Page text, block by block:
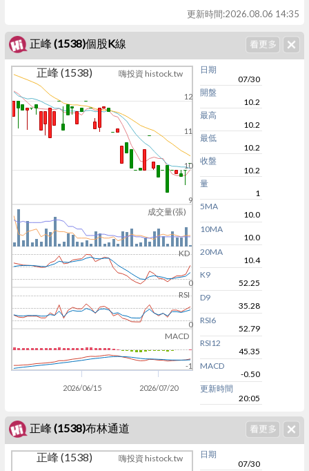
更新時間:2026.08.06 14:35
正峰 (1538)個股K線
成交量(張)
KD
RSI
MACD
正峰 (1538) 嗨投資 histock.tw
2026/06/15 2026/07/20
9
10
11
12
0
0
-1
日期
07/30
開盤
10.2
最高
10.2
最低
10.2
收盤
10.2
量
1
5MA
10.0
10MA
10.0
20MA
10.4
K9
52.25
D9
35.28
RSI6
52.79
RSI12
45.35
MACD
-0.50
更新時間
20:05
正峰 (1538)布林通道
正峰 (1538) 嗨投資 histock.tw
日期
07/30